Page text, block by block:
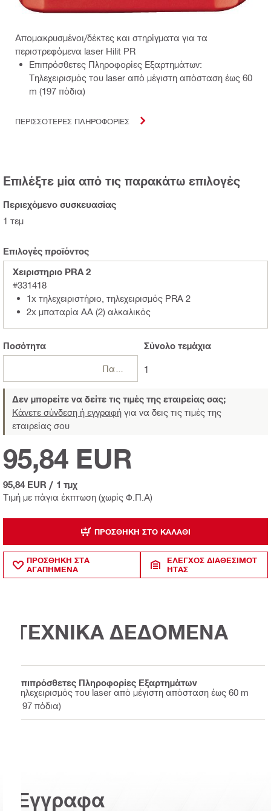
Απομακρυσμένοι/δέκτες και στηρίγματα για τα
περιστρεφόμενα laser Hilit PR
Επιπρόσθετες Πληροφορίες Εξαρτημάτων:
Τηλεχειρισμός του laser από μέγιστη απόσταση έως 60
m (197 πόδια)
ΠΕΡΙΣΣΟΤΕΡΕΣ ΠΛΗΡΟΦΟΡΙΕΣ
Επιλέξτε μία από τις παρακάτω επιλογές
Περιεχόμενο συσκευασίας
1 τεμ
Επιλογές προϊόντος
Χειριστηριο PRA 2
#331418
1x τηλεχειριστήριο, τηλεχειρισμός PRA 2
2x μπαταρία AA (2) αλκαλικός
Ποσότητα Σύνολοτεμάχια
1
Δεν μπορείτε να δείτε τις τιμές της εταιρείας σας;
Κάνετε σύνδεση ή εγγραφή για να δεις τις τιμές της
εταιρείας σου
Τιμή με πάγια έκπτωση (χωρίς Φ.Π.Α)
95,84 EUR
95,84 EUR / 1 τμχ
ΠΡΟΣΘΉΚΗ ΣΤΟ ΚΑΛΆΘΙ
ΠΡΟΣΘΗΚΗ ΣΤΑ
ΑΓΑΠΗΜΕΝΑ
ΈΛΕΓΧΟΣ ΔΙΑΘΕΣΙΜΌΤ
ΗΤΑΣ
ΤΕΧΝΙΚΑ ΔΕΔΟΜΕΝΑ
Επιπρόσθετες Πληροφορίες Εξαρτημάτων
Τηλεχειρισμός του laser από μέγιστη απόσταση έως 60 m
(197 πόδια)
Έγγραφα